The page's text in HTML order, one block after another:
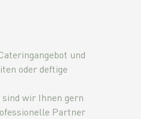
und
oder deftige
sind wir Ihnen gern
Partner